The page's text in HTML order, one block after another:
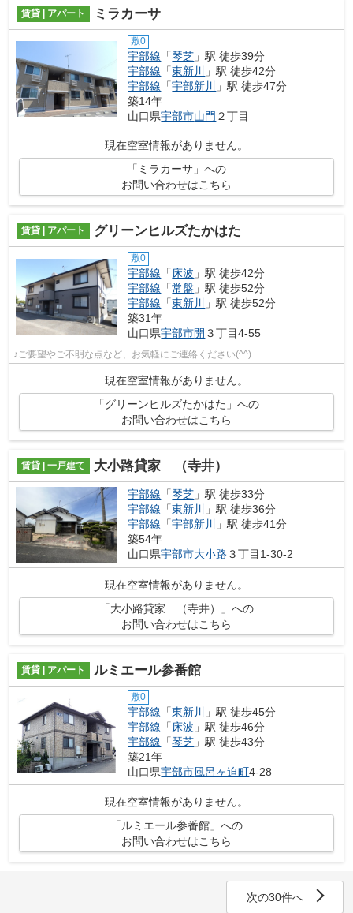
賃貸 | アパート ミラカーサ
敷0
宇部線 「琴芝 」駅 徒歩39分
宇部線 「東新川 」駅 徒歩42分
宇部線 「宇部新川 」駅 徒歩47分
築14年
山口県宇部市山門 ２丁目
現在空室情報がありません。
「ミラカーサ」への
お問い合わせはこちら
賃貸 | アパート グリーンヒルズたかはた
敷0
宇部線 「 床波 」駅 徒歩42分
宇部線 「常盤 」駅 徒歩52分
宇部線 「東新川
」駅 徒歩52分
築31年
山口県宇部市開 ３丁目4-55
♪ご要望やご不明な点など、お気軽にご連絡ください(^^)
現在空室情報がありません。
「グリーンヒルズたかはた」への
お問い合わせはこちら
賃貸 | 一戸建て 大小路貸家 （寺井）
宇部線 「琴芝 」駅 徒歩33分
宇部線 「東新川
」駅 徒歩36分
宇部線 「宇部新川
」駅 徒歩41分
築54年
山口県宇部市大小路 ３丁目1-30-2
現在空室情報がありません。
「大小路貸家 （寺井）」への
お問い合わせはこちら
賃貸 | アパート ルミエール参番館
敷0
宇部線 「東新川
」駅 徒歩45分
宇部線 「床波 」駅 徒歩46分
宇部線 「琴芝 」駅 徒歩43分
築21年
山口県宇部市風呂ヶ迫町4-28
現在空室情報がありません。
「ルミエール参番館」への
お問い合わせはこちら
次の30件へ